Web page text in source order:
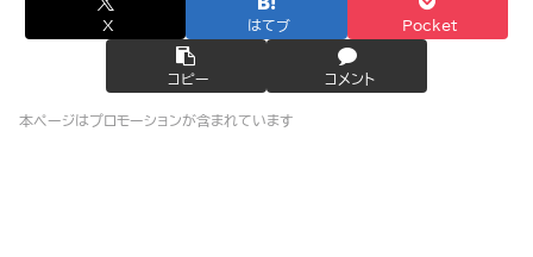
X はてブ Pocket
コピー コメント
本ページはプロモーションが含まれています